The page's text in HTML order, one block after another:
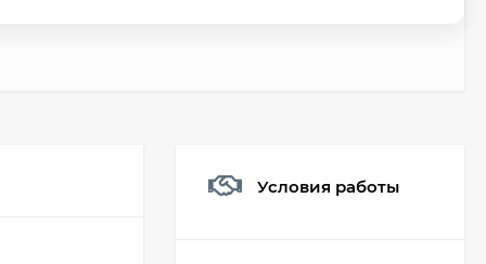
Условия работы